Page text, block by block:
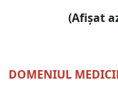
(Afişat
DOMENIUL